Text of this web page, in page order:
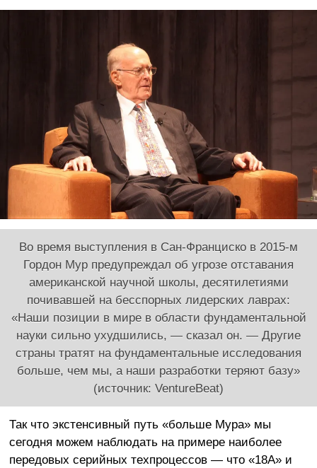
Во время выступления в Сан-Франциско в 2015-м
Гордон Мур предупреждал об угрозе отставания
американской научной школы, десятилетиями
почивавшей на бесспорных лидерских лаврах:
«Наши позиции в мире в области фундаментальной
науки сильно ухудшились, — сказал он. — Другие
страны тратят на фундаментальные исследования
больше, чем мы, а наши разработки теряют базу»
(источник: VentureBeat)
Так что экстенсивный путь «больше Мура» мы
сегодня можем наблюдать на примере наиболее
передовых серийных техпроцессов — что «18A» и